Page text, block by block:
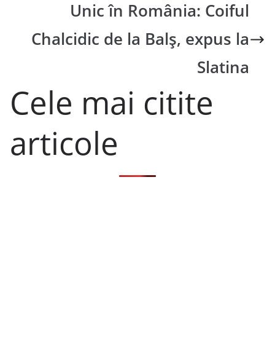
Unic în România: Coiful
Chalcidic de la Balș, expus la
Slatina
Cele mai citite
articole